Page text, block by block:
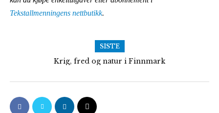
Tekstallmenningens nettbutikk.
SISTE
Krig, fred og natur i Finnmark